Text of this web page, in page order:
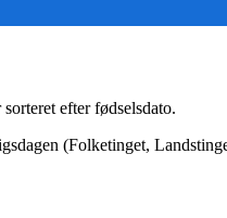
efter fødselsdato.
(Folketinget,